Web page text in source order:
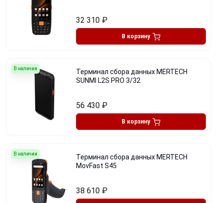
В корзину
32 310 ₽
В наличии
В корзину
Терминал сбора данных MERTECH
SUNMI L2S PRO 3/32
56 430 ₽
В наличии
Терминал сбора данных MERTECH
MovFast S45
38 610 ₽